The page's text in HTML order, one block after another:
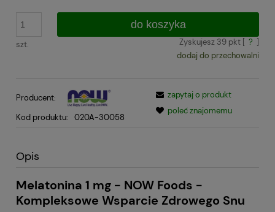
szt.
do koszyka
Zyskujesz 39pkt [ ? ]
dodaj do przechowalni
Producent:
Kod produktu:
020A-30058
zapytaj o produkt
poleć znajomemu
Opis
Melatonina 1 mg - NOW Foods -
Kompleksowe Wsparcie Zdrowego Snu